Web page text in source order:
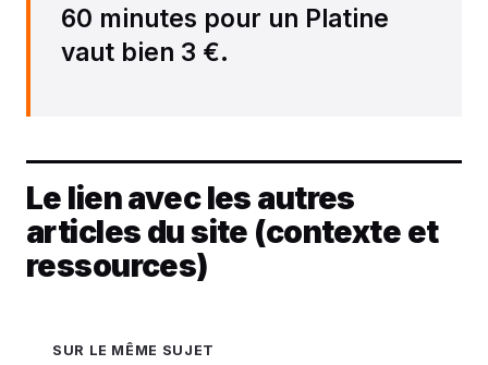
60 minutes pour un Platine
vaut bien 3 €.
Le lien avec les autres
articles du site (contexte et
ressources)
SUR LE MÊME SUJET